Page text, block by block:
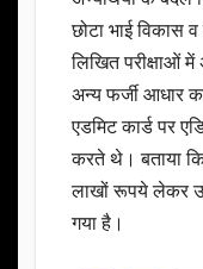
छोटा भाई विकास
लिखित परीक्षाओं
अन्य फर्जी आधार
एडमिट कार्ड पर
करते थे। बताया
लाखों रूपये लेकर
गया है।